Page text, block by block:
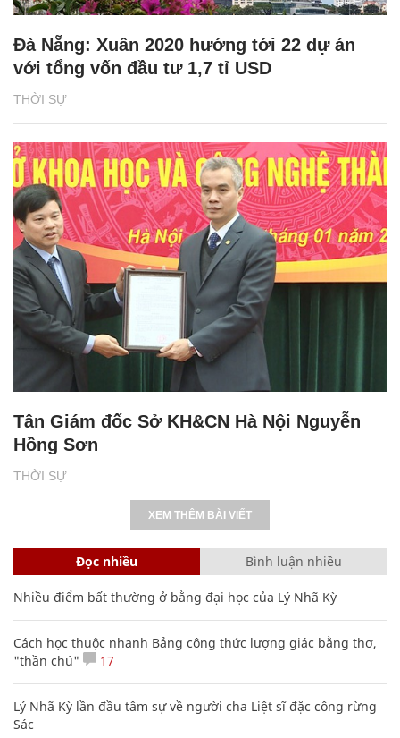
THỜI SỰ
Đà Nẵng: Xuân 2020 hướng tới 22 dự án
với tổng vốn đầu tư 1,7 tỉ USD
THỜI SỰ
Tân Giám đốc Sở KH&CN Hà Nội Nguyễn
Hồng Sơn
XEM THÊM BÀI VIẾT
Đọc nhiều Bình luận nhiều
Nhiều điểm bất thường ở bằng đại học của Lý Nhã Kỳ
Cách học thuộc nhanh Bảng công thức lượng giác bằng thơ,
"thần chú"
17
Lý Nhã Kỳ lần đầu tâm sự về người cha Liệt sĩ đặc công rừng
Sác